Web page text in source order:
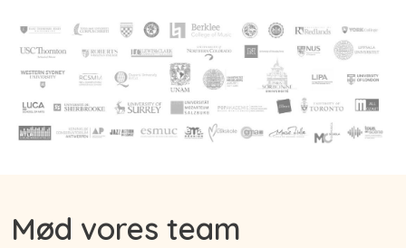
Mød vores team